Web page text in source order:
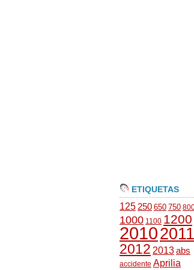
ETIQUETAS
125 250 650 750
1000 1100 1200
20102011
2012 2013abs
accidente Aprilia